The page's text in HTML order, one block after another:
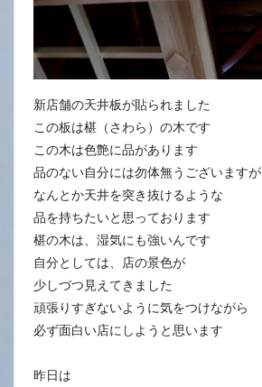
新店舗の天井板が貼られました
この板は椹（さわら）の木です
この木は色艶に品があります
品のない自分には勿体無うございますが
なんとか天井を突き抜けるような
品を持ちたいと思っております
椹の木は、湿気にも強いんです
自分としては、店の景色が
少しづつ見えてきました
頑張りすぎないように気をつけながら
必ず面白い店にしようと思います
昨日は